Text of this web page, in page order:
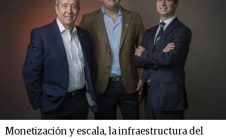
Monetización y escala, la infraestructura del